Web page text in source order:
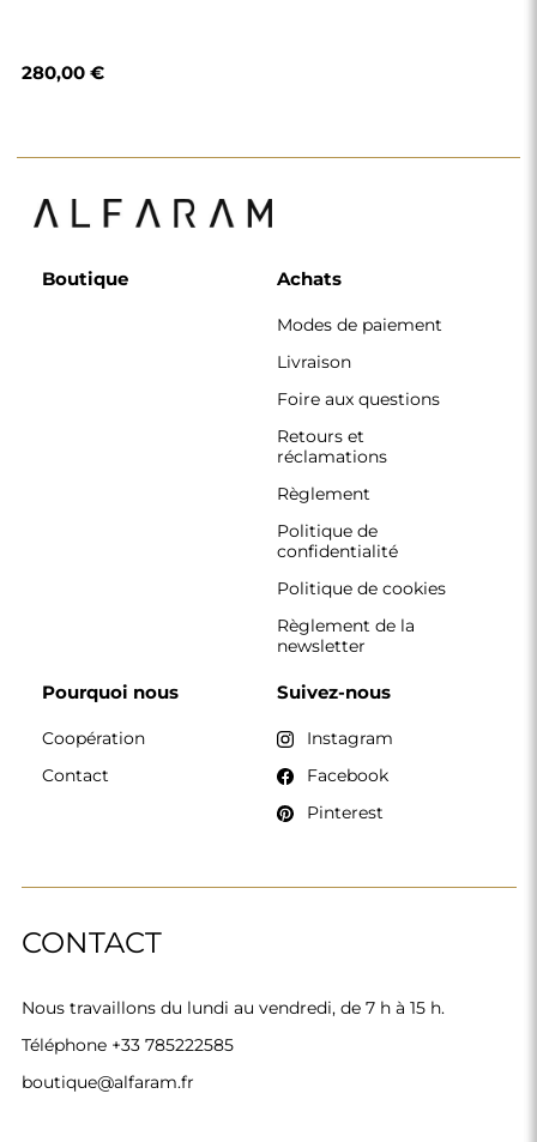
280,00 €
CONTACT
Nous travaillons du lundi au vendredi, de 7 h à 15 h.
Téléphone +33 785222585
boutique@alfaram.fr
Boutique Achats
Modes de paiement
Livraison
Foire aux questions
Retours et
réclamations
Règlement
Politique de
confidentialité
Politique de cookies
Règlement de la
newsletter
Pourquoi nous
Coopération
Contact
Suivez-nous
Instagram
Facebook
Pinterest